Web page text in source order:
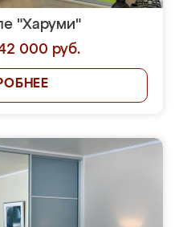
"Харуми"
000 руб.